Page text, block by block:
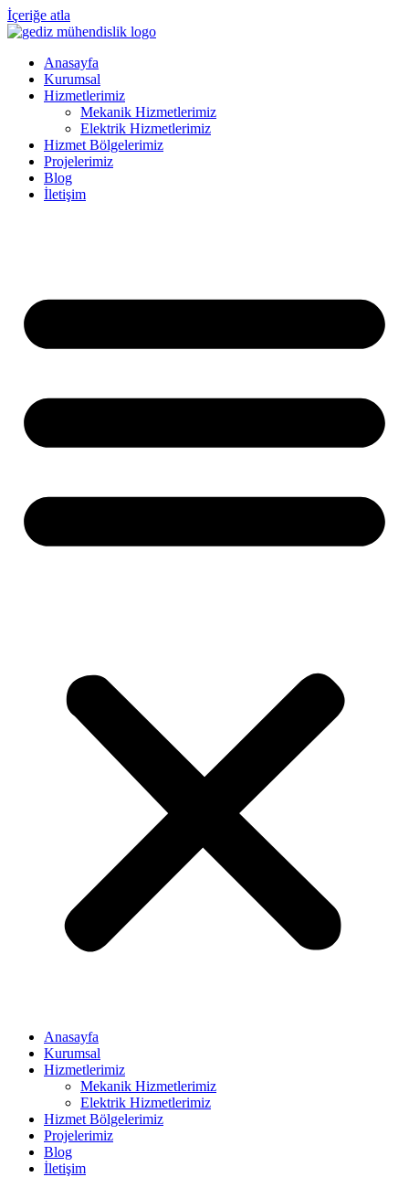
İçeriğe atla
Anasayfa
Kurumsal
Hizmetlerimiz
Mekanik Hizmetlerimiz
Elektrik Hizmetlerimiz
Hizmet Bölgelerimiz
Projelerimiz
Blog
İletişim
Anasayfa
Kurumsal
Hizmetlerimiz
Mekanik Hizmetlerimiz
Elektrik Hizmetlerimiz
Hizmet Bölgelerimiz
Projelerimiz
Blog
İletişim